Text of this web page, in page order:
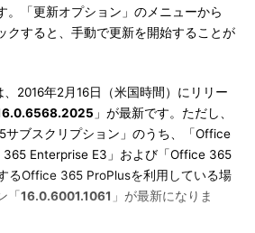
。「更新オプション」のメニューから
クすると、手動で更新を開始することが
2016年2月16日（米国時間）にリリー
」が最新です。ただし、
ブスクリプション」のうち、「Office
Enterprise E3」および「Office 365
るOffice 365 ProPlusを利用している場
「16.0.6001.1061 」が最新になりま